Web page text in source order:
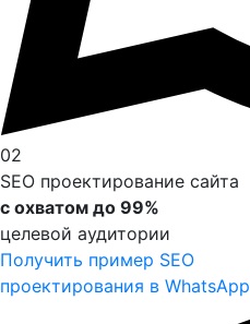
02
SEO проектирование сайта
с охватом до 99%
целевой аудитории
Получить пример SEO
проектирования в WhatsApp